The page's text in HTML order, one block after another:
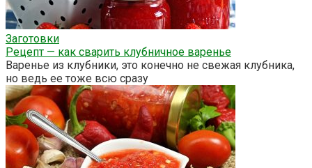
Заготовки
Рецепт — как сварить клубничное варенье
Варенье из клубники, это конечно не свежая клубника,
но ведь ее тоже всю сразу